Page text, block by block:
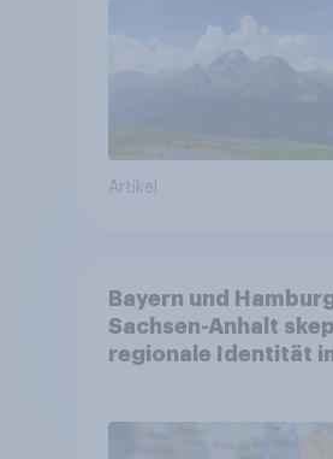
Altersvorsorge
Artikel
Bayern und
Sachsen-Anhalt
regionale Identität